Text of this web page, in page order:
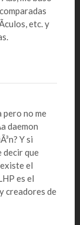
etc. y
pero no me
daemon
Y si
decir que
el
es el
creadores de